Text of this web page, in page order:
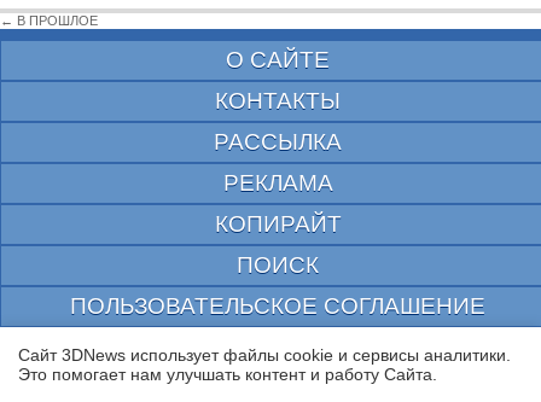
← В ПРОШЛОЕ
О САЙТЕ
КОНТАКТЫ
РАССЫЛКА
РЕКЛАМА
КОПИРАЙТ
ПОИСК
ПОЛЬЗОВАТЕЛЬСКОЕ СОГЛАШЕНИЕ
ЗАЩИЩЕНО CURATOR
© 1997—2026 Электронное периодическое издание "3ДНьюс" | Свидетельство о
Сайт 3DNews использует файлы cookie и сервисы аналитики.
Это помогает нам улучшать контент и работу Cайта.